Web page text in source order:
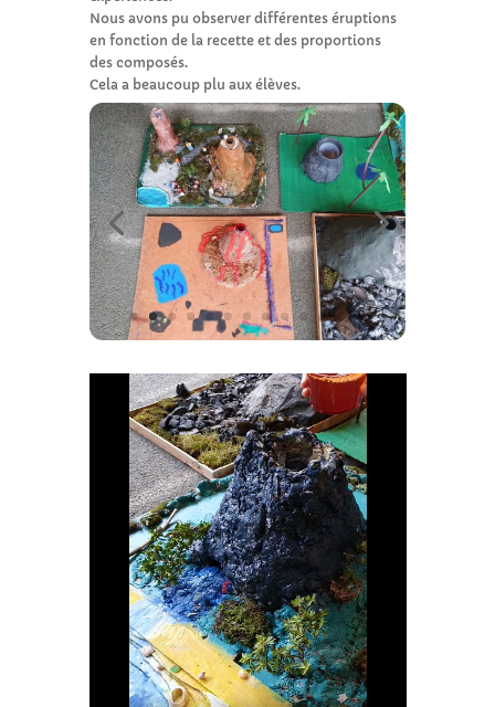
Nous avons pu observer différentes éruptions
en fonction de la recette et des proportions
des composés.
Cela a beaucoup plu aux élèves.